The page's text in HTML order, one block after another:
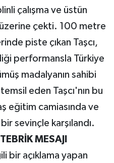
çalışma ve üstün
çekti. 100 metre
piste çıkan Taşcı,
performansla Türkiye
madalyanın sahibi
eden Taşcı'nın bu
eğitim camiasında ve
sevinçle karşılandı.
MESAJI
bir açıklama yapan